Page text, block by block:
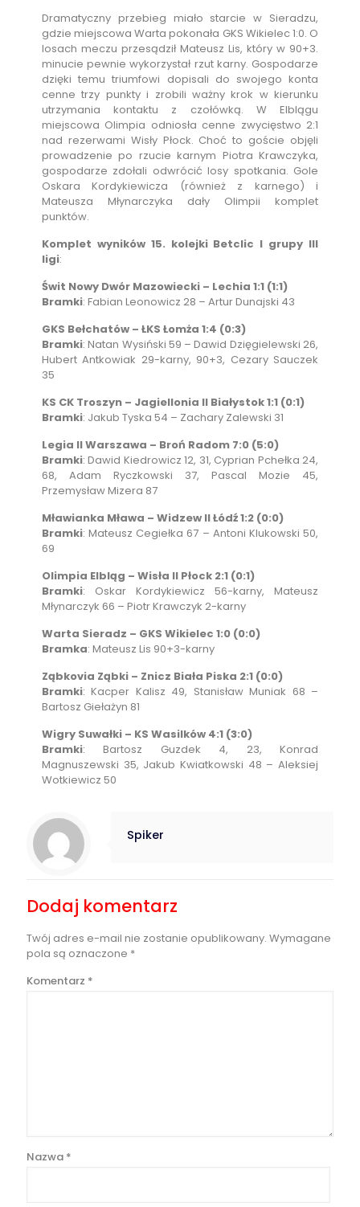
Dramatyczny przebieg miało starcie w Sieradzu,
gdzie miejscowa Warta pokonała GKS Wikielec 1:0. O
losach meczu przesądził Mateusz Lis, który w 90+3.
minucie pewnie wykorzystał rzut karny. Gospodarze
dzięki temu triumfowi dopisali do swojego konta
cenne trzy punkty i zrobili ważny krok w kierunku
utrzymania kontaktu z czołówką. W Elblągu
miejscowa Olimpia odniosła cenne zwycięstwo 2:1
nad rezerwami Wisły Płock. Choć to goście objęli
prowadzenie po rzucie karnym Piotra Krawczyka,
gospodarze zdołali odwrócić losy spotkania. Gole
Oskara Kordykiewicza (również z karnego) i
Mateusza Młynarczyka dały Olimpii komplet
punktów.
Komplet wyników 15. kolejki Betclic I grupy III
ligi:
Świt Nowy Dwór Mazowiecki – Lechia 1:1 (1:1)
Bramki: Fabian Leonowicz 28 – Artur Dunajski 43
GKS Bełchatów – ŁKS Łomża 1:4 (0:3)
Bramki: Natan Wysiński 59 – Dawid Dzięgielewski 26,
Hubert Antkowiak 29-karny, 90+3, Cezary Sauczek
35
KS CK Troszyn – Jagiellonia II Białystok 1:1 (0:1)
Bramki: Jakub Tyska 54 – Zachary Zalewski 31
Legia II Warszawa – Broń Radom 7:0 (5:0)
Bramki: Dawid Kiedrowicz 12, 31, Cyprian Pchełka 24,
68, Adam Ryczkowski 37, Pascal Mozie 45,
Przemysław Mizera 87
Mławianka Mława – Widzew II Łódź 1:2 (0:0)
Bramki: Mateusz Cegiełka 67 – Antoni Klukowski 50,
69
Olimpia Elbląg – Wisła II Płock 2:1 (0:1)
Bramki: Oskar Kordykiewicz 56-karny, Mateusz
Młynarczyk 66 – Piotr Krawczyk 2-karny
Warta Sieradz – GKS Wikielec 1:0 (0:0)
Bramka: Mateusz Lis 90+3-karny
Ząbkovia Ząbki – Znicz Biała Piska 2:1 (0:0)
Bramki: Kacper Kalisz 49, Stanisław Muniak 68 –
Bartosz Giełażyn 81
Wigry Suwałki – KS Wasilków 4:1 (3:0)
Bramki: Bartosz Guzdek 4, 23, Konrad
Magnuszewski 35, Jakub Kwiatkowski 48 – Aleksiej
Wotkiewicz 50
Spiker
Dodaj komentarz
Twój adres e-mail nie zostanie opublikowany. Wymagane
pola są oznaczone *
Komentarz *
Nazwa *